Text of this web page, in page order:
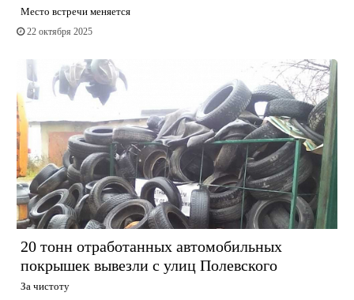
Место встречи меняется
22 октября 2025
20 тонн отработанных автомобильных
покрышек вывезли с улиц Полевского
За чистоту